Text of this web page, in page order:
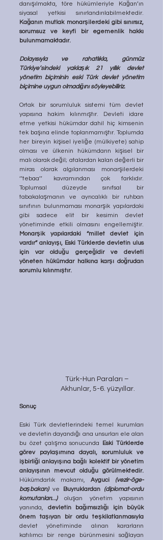
danışılmakta, töre hükümleriyle Kağan’ın
Kağanın mutlak monarşilerdeki gibi sınırsız,
sorumsuz ve keyfi bir egemenlik hakkı
bulunmamaktadır.
Dolayısıyla ve rahatlıkla, günmüz
Türkiye’sindeki yaklaşık 21 yıllık devlet
yönetim biçiminin eski Türk devlet yönetim
biçimine uygun olmadığını söyleyebiliriz.
Ortak bir sorumluluk sistemi tüm devlet
yapısına hakim kılınmıştır. Devleti idare
etme yetkisi hükümdar dahil hiç kimsenin
tek başına elinde toplanmamıştır. Toplumda
her bireyin kişisel iyeliğe (mülkiyete) sahip
olması ve ülkenin hükümdarın kişisel bir
malı olarak değil; atalardan kalan değerli bir
miras olarak algılanması monarşilerdeki
‘’tebaa’’ kavramından çok farklıdır.
Toplumsal düzeyde sınıfsal bir
tabakalaşmanın ve ayrıcalıklı bir ruhban
sınıfının bulunmaması monarşik yapılardaki
gibi sadece elit bir kesimin devlet
Monarşik yapılardaki “millet devlet için
vardır” anlayışı, Eski Türklerde devletin ulus
için var olduğu gerçeğidir ve devleti
yöneten hükümdar halkına karşı doğrudan
sorumlu kılınmıştır.
Türk-Hun Paraları –
Akhunlar, 5-6. yüzyıllar.
Sonuç
Eski Türk devletlerindeki temel kurumları
ve devletin dayandığı ana unsurları ele alan
bu özet çalışma sonucunda Eski Türklerde
görev paylaşımına dayalı, sorumluluk ve
işbirliği anlayışına bağlı kolektif bir yönetim
anlayışının mevcut olduğu görülmektedir.
Hükümdarlık makamı, Ayguci (vezir-öge-
başbakan) ve Buyruklardan (diplomat-ordu
komutanları…) oluşan yönetim yapısının
yanında, devletin bağımsızlığı için büyük
önem taşıyan bir ordu teşkilatlanmasıyla
devlet yönetiminde alınan kararların
katılımcı bir renge bürünmesini sağlayan